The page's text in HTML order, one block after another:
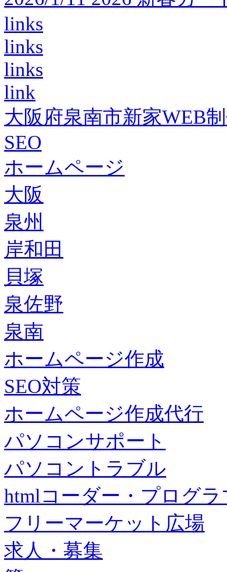
links
links
links
link
大阪府泉南市新家WEB
SEO
ホームページ
大阪
泉州
岸和田
貝塚
泉佐野
泉南
ホームページ作成
SEO対策
ホームページ作成代行
パソコンサポート
パソコントラブル
htmlコーダー・プログラ
フリーマーケット広場
求人・募集